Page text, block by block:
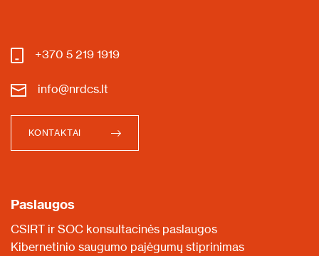
+370 5 219 1919
info@nrdcs.lt
KONTAKTAI
Paslaugos
CSIRT ir SOC konsultacinės paslaugos
Kibernetinio saugumo pajėgumų stiprinimas